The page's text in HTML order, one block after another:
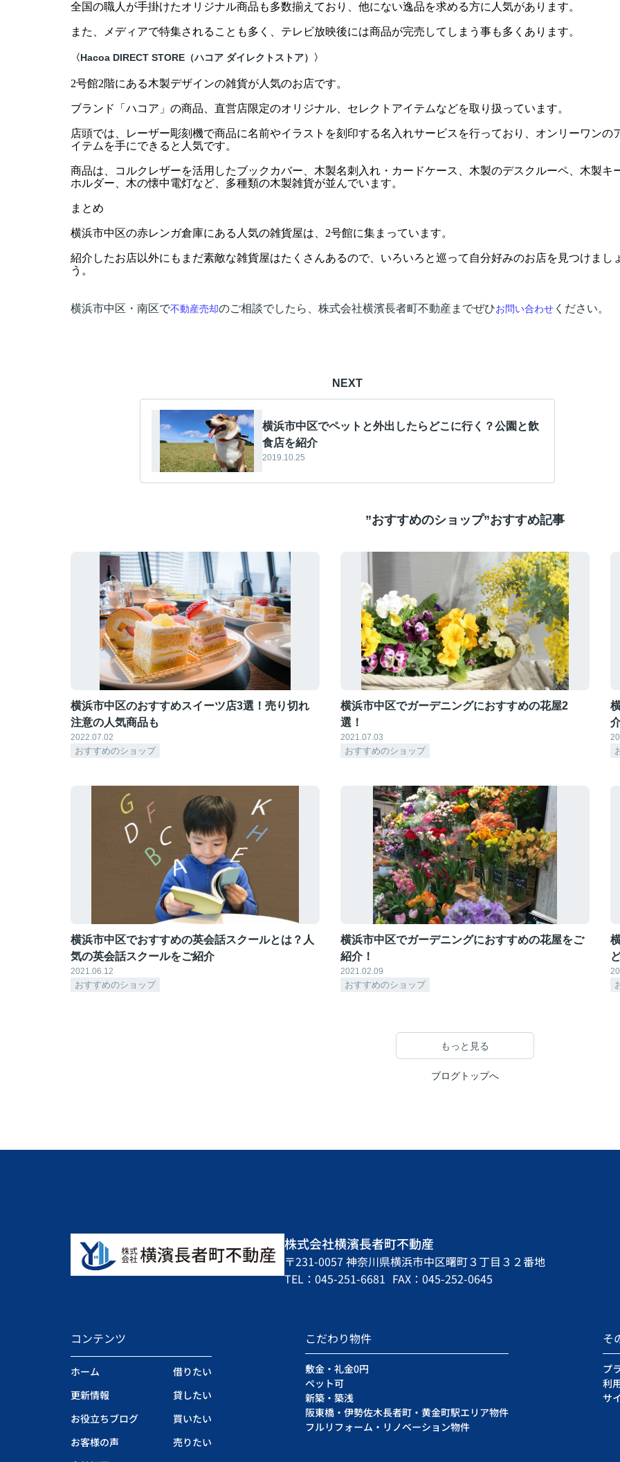
全国の職人が手掛けたオリジナル商品も多数揃えており、他にない逸品を求める方に人気があります。
また、メディアで特集されることも多く、テレビ放映後には商品が完売してしまう事も多くあります。
〈Hacoa DIRECT STORE（ハコア ダイレクトストア）〉
2号館2階にある木製デザインの雑貨が人気のお店です。
ブランド「ハコア」の商品、直営店限定のオリジナル、セレクトアイテムなどを取り扱っています。
店頭では、レーザー彫刻機で商品に名前やイラストを刻印する名入れサービスを行っており、オンリーワンの
イテムを手にできると人気です。
商品は、コルクレザーを活用したブックカバー、木製名刺入れ・カードケース、木製のデスクルーペ、木製キ
ホルダー、木の懐中電灯など、多種類の木製雑貨が並んでいます。
まとめ
横浜市中区の赤レンガ倉庫にある人気の雑貨屋は、2号館に集まっています。
紹介したお店以外にもまだ素敵な雑貨屋はたくさんあるので、いろいろと巡って自分好みのお店を見つけまし
う。
横浜市中区・南区で不動産売却のご相談でしたら、株式会社横濱長者町不動産までぜひお問い合わせ ください。
NEXT
横浜市中区でペットと外出したらどこに行く？公園と飲
食店を紹介
2019.10.25
”おすすめのショップ”おすすめ記事
横浜市中区のおすすめスイーツ店3選！売り切れ
注意の人気商品も
2022.07.02
おすすめのショップ
横浜市中区でガーデニングにおすすめの花屋2
選！
2021.07.03
おすすめのショップ
横浜市中区でおすすめの英会話スクールとは？人
気の英会話スクールをご紹介
2021.06.12
おすすめのショップ
横浜市中区でガーデニングにおすすめの花屋をご
紹介！
2021.02.09
おすすめのショップ
もっと見る
ブログトップへ
株式会社横濱長者町不動産
〒231-0057 神奈川県横浜市中区曙町３丁目３２番地
TEL：045-251-6681 FAX：045-252-0645
コンテンツ
ホーム
借りたい
更新情報
貸したい
お役立ちブログ
買いたい
お客様の声
売りたい
こだわり物件
敷金・礼金0円
ペット可
新築・築浅
阪東橋・伊勢佐木長者町・黄金町駅エリア物件
フルリフォーム・リノベーション物件
そ
プ
利
サ